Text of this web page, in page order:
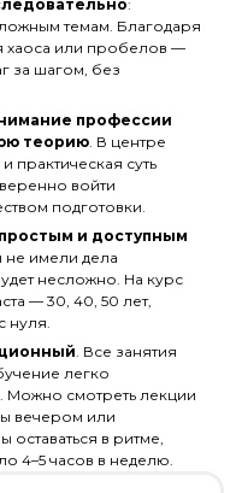
:
темам. Благодаря
хаоса или пробелов —
за шагом, без
профессии
теорию. В центре
практическая суть
войти
подготовки.
и доступным
не имели дела
несложно. На курс
— 30, 40, 50 лет,
нуля.
. Все занятия
легко
Можно смотреть лекции
вечером или
оставаться в ритме,
4–5 часов в неделю.